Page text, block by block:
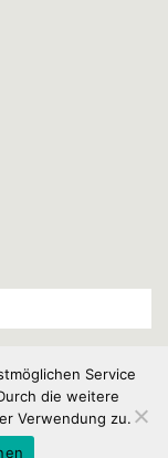
Service
die weitere
Verwendung zu.